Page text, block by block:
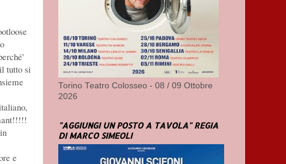
tutto si
e
Torino Teatro Colosseo - 08 / 09 Ottobre
2026
"AGGIUNGI UN POSTO A TAVOLA" REGIA
DI MARCO SIMEOLI